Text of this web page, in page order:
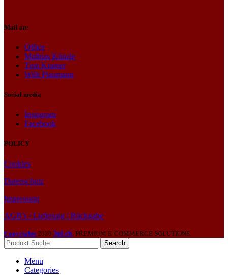
Mail an:
Office
Mathias Künzle
Tom Kramer
Willi Plaumann
Social media
Instagram
Facebook
POLICY
Cookies
Datenschutz
Impressum
AGB’s / Lieferung / Rückgabe
Copyrights 2020 3pl.ch . PREMIUM E-COMMERCE SOLUTIONS.
Search
Menu
Categories